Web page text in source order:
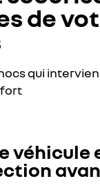
de
qui
véhicule